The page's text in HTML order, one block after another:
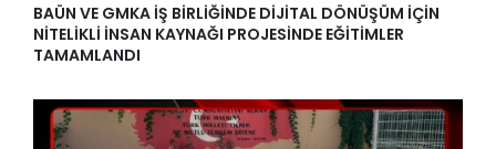
BAÜN VE GMKA İŞ BİRLİĞİNDE DİJİTAL DÖNÜŞÜM İÇİN
NİTELİKLİ İNSAN KAYNAĞI PROJESİNDE EĞİTİMLER
TAMAMLANDI